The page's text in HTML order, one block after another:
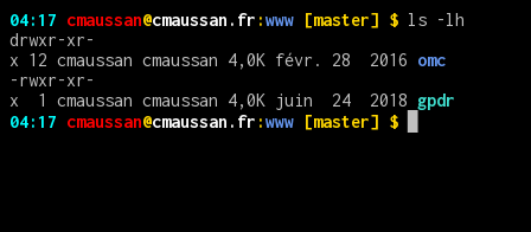
04:17 cmaussan@cmaussan.fr :www [master] $ ls -lh
drwxr-xr-
x 12 cmaussan cmaussan 4,0K févr. 28 2016 omc
-rwxr-xr-
x 1 cmaussan cmaussan 4,0K juin 24 2018 gpdr
04:17 cmaussan@cmaussan.fr :www [master] $